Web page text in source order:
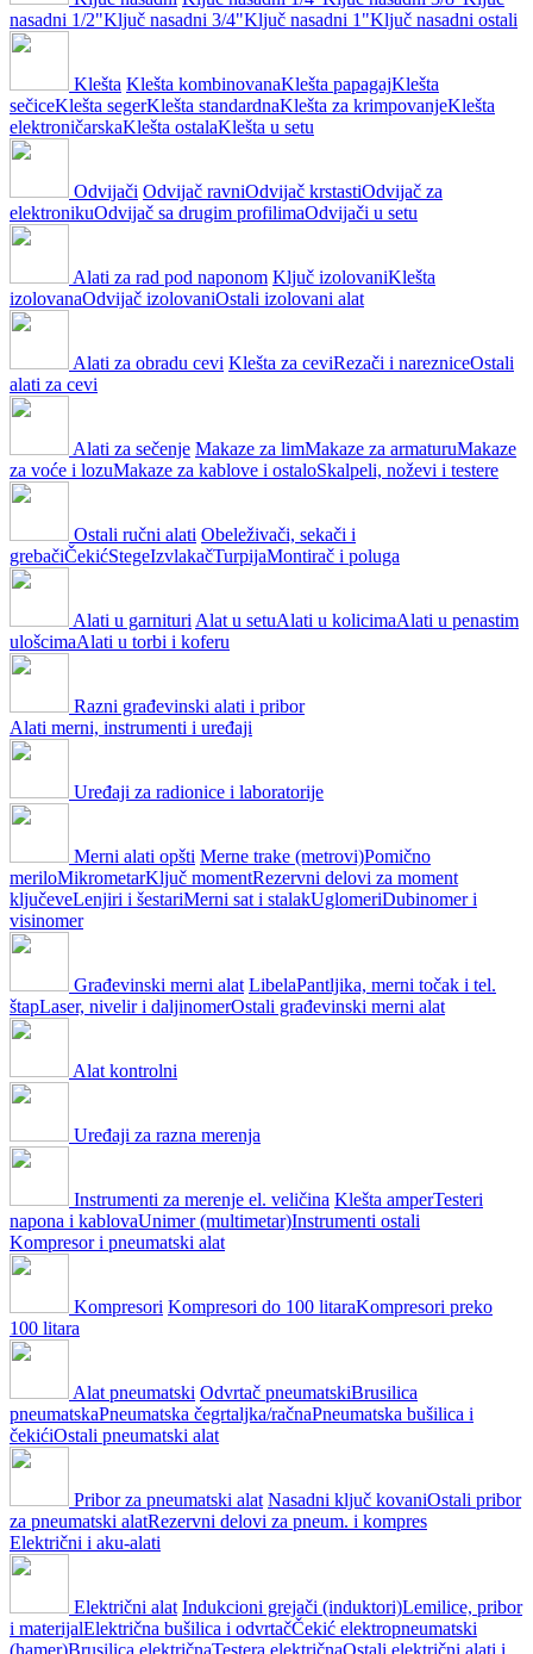
nasadni 1/2"Ključ nasadni 3/4"Ključ nasadni 1"Ključ nasadni ostali
Klešta Klešta kombinovanaKlešta papagajKlešta
sečiceKlešta segerKlešta standardnaKlešta za krimpovanjeKlešta
elektroničarskaKlešta ostalaKlešta u setu
Odvijači Odvijač ravniOdvijač krstastiOdvijač za
elektronikuOdvijač sa drugim profilimaOdvijači u setu
Alati za rad pod naponom Ključ izolovaniKlešta
izolovanaOdvijač izolovaniOstali izolovani alat
Alati za obradu cevi Klešta za ceviRezači i narezniceOstali
alati za cevi
Alati za sečenje Makaze za limMakaze za armaturuMakaze
za voće i lozuMakaze za kablove i ostaloSkalpeli, noževi i testere
Ostali ručni alati Obeleživači, sekači i
grebačiČekićStegeIzvlakačTurpijaMontirač i poluga
Alati u garnituri Alat u setuAlati u kolicimaAlati u penastim
ulošcimaAlati u torbi i koferu
Razni građevinski alati i pribor
Alati merni, instrumenti i uređaji
Uređaji za radionice i laboratorije
Merni alati opšti Merne trake (metrovi)Pomično
meriloMikrometarKljuč momentRezervni delovi za moment
ključeveLenjiri i šestariMerni sat i stalakUglomeriDubinomer i
visinomer
Građevinski merni alat LibelaPantljika, merni točak i tel.
štapLaser, nivelir i daljinomerOstali građevinski merni alat
Alat kontrolni
Uređaji za razna merenja
Instrumenti za merenje el. veličina Klešta amperTesteri
napona i kablovaUnimer (multimetar)Instrumenti ostali
Kompresor i pneumatski alat
Kompresori Kompresori do 100 litaraKompresori preko
100 litara
Alat pneumatski Odvrtač pneumatskiBrusilica
pneumatskaPneumatska čegrtaljka/račnaPneumatska bušilica i
čekićiOstali pneumatski alat
Pribor za pneumatski alat Nasadni ključ kovaniOstali pribor
za pneumatski alatRezervni delovi za pneum. i kompres
Električni i aku-alati
Električni alat Indukcioni grejači (induktori)Lemilice, pribor
i materijalElektrična bušilica i odvrtačČekić elektropneumatski
(hamer)Brusilica električnaTestera električnaOstali električni alati i